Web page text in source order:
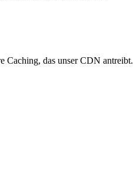
Caching, das unser CDN antreibt.